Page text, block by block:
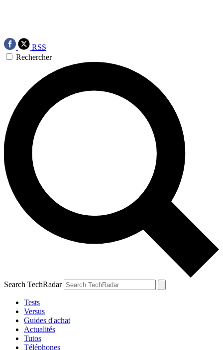
RSS
Rechercher
Search TechRadar
Tests
Versus
Guides d'achat
Actualités
Tutos
Téléphones